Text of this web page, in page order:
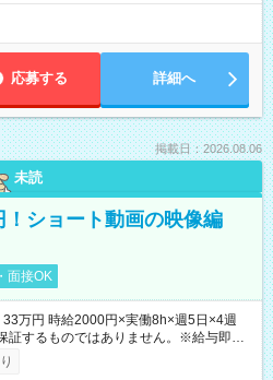
応募する 詳細へ
掲載日：2026.08.06
未読
ショート動画の映像編
面接OK
万円 時給2000円×実働8h×週5日×4週
するものではありません。※給与即受
用条件有）